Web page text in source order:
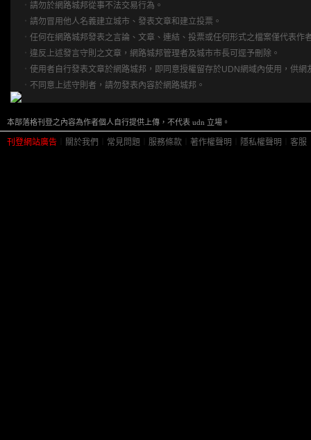
‧ 請勿於網路城邦從事不法交易行為。
‧ 請勿冒用他人名義建立城市、發表文章和建立投票。
‧ 任何在網路城邦發表之言論、文章、連結、投票或任何形式之檔案僅代表作
‧ 違反上述發言守則之文章，網路城邦管理者及城市市長可逕予刪除。
‧ 使用者自行發表文章於網路城邦，即同意授權留存於UDN網域內使用，供網
‧ 不同意上述守則者，請勿發表內容於網路城邦。
本部落格刊登之內容為作者個人自行提供上傳，不代表 udn 立場。
刊登網站廣告 關於我們 常見問題 服務條款 著作權聲明 隱私權聲明 客服